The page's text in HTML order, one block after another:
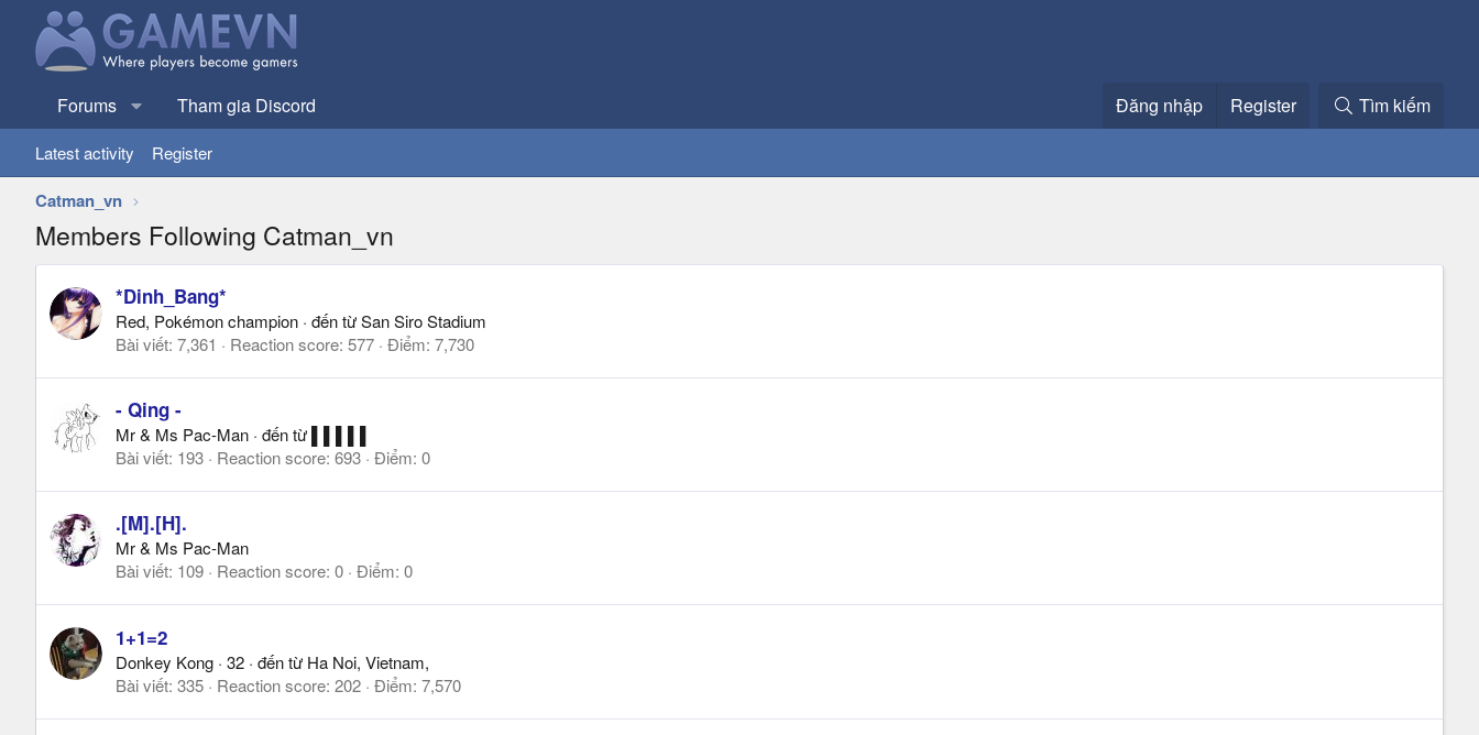
Forums Tham gia Discord Đăng nhập Register Tìm kiếm
Latest activity Register
Catman_vn
Members Following Catman_vn
*Dinh_Bang*
Red, Pokémon champion · đến từSan Siro Stadium
Bài viết 7,361 Reaction score 577 Điểm 7,730
- Qing -
Mr & Ms Pac-Man · đến từ
Bài viết 193 Reaction score 693 Điểm 0
.[M].[H].
Mr & Ms Pac-Man
Bài viết 109 Reaction score 0 Điểm 0
1+1=2
Donkey Kong · 32 · đến từ Ha Noi, Vietnam,
Bài viết 335 Reaction score 202 Điểm 7,570